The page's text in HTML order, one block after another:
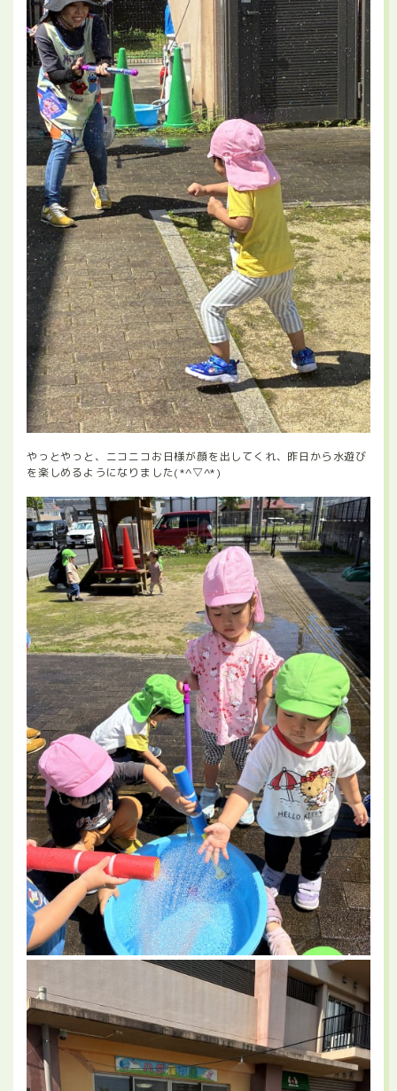
やっとやっと、ニコニコお日様が顔を出してくれ、昨日から水遊び
を楽しめるようになりました(*^▽^*)